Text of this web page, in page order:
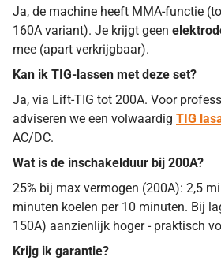
Ja, de machine heeft MMA-functie
160A variant). Je krijgt geen
mee (apart verkrijgbaar).
Kan ik TIG-lassen met deze set?
Ja, via Lift-TIG tot 200A. Voor
adviseren we een volwaardig TIG
AC/DC.
Wat is de inschakelduur bij 200A?
25% bij max vermogen (200A): 2,5
minuten koelen per 10 minuten. Bij
150A) aanzienlijk hoger - praktisch
Krijg ik garantie?